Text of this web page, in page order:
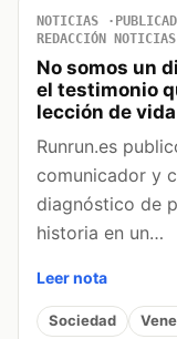
NOTICIAS
REDACCIÓN
No somos un
el testimonio
lección de vida
Runrun.es
comunicador y
diagnóstico de
historia en un…
Leer nota
Sociedad